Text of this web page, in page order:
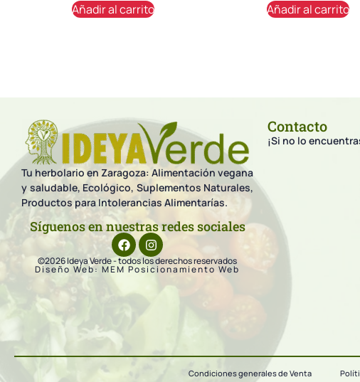
Añadir al carrito Añadir al carrito
Tu herbolario en Zaragoza: Alimentación vegana
y saludable, Ecológico, Suplementos Naturales,
Productos para Intolerancias Alimentarías.
Síguenos en nuestras redes sociales
©2026 Ideya Verde - todos los derechos reservados
Diseño Web: MEM Posicionamiento Web
Contacto
¡Si no lo
Condiciones generales de Venta